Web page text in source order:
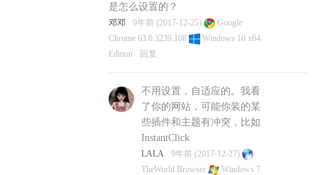
是怎么设置的？
邓邓 9年前 (2017-12-25)
Google
Chrome 63.0.3239.108
Windows 10 x64
Edition
回复
不用设置，自适应的。我看
了你的网站，可能你装的某
些插件和主题有冲突，比如
InstantClick
LALA
9年前 (2017-12-27)
TheWorld Browser
Windows 7